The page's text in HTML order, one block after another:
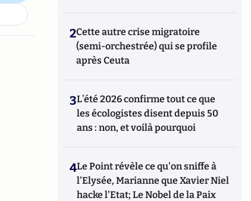
2Cette autre crise migratoire
(semi-orchestrée) qui se profile
après Ceuta
3L’été 2026 confirme tout ce que
les écologistes disent depuis 50
ans : non, et voilà pourquoi
4Le Point révèle ce qu'on sniffe à
l'Elysée, Marianne que Xavier Niel
hacke l'Etat; Le Nobel de la Paix